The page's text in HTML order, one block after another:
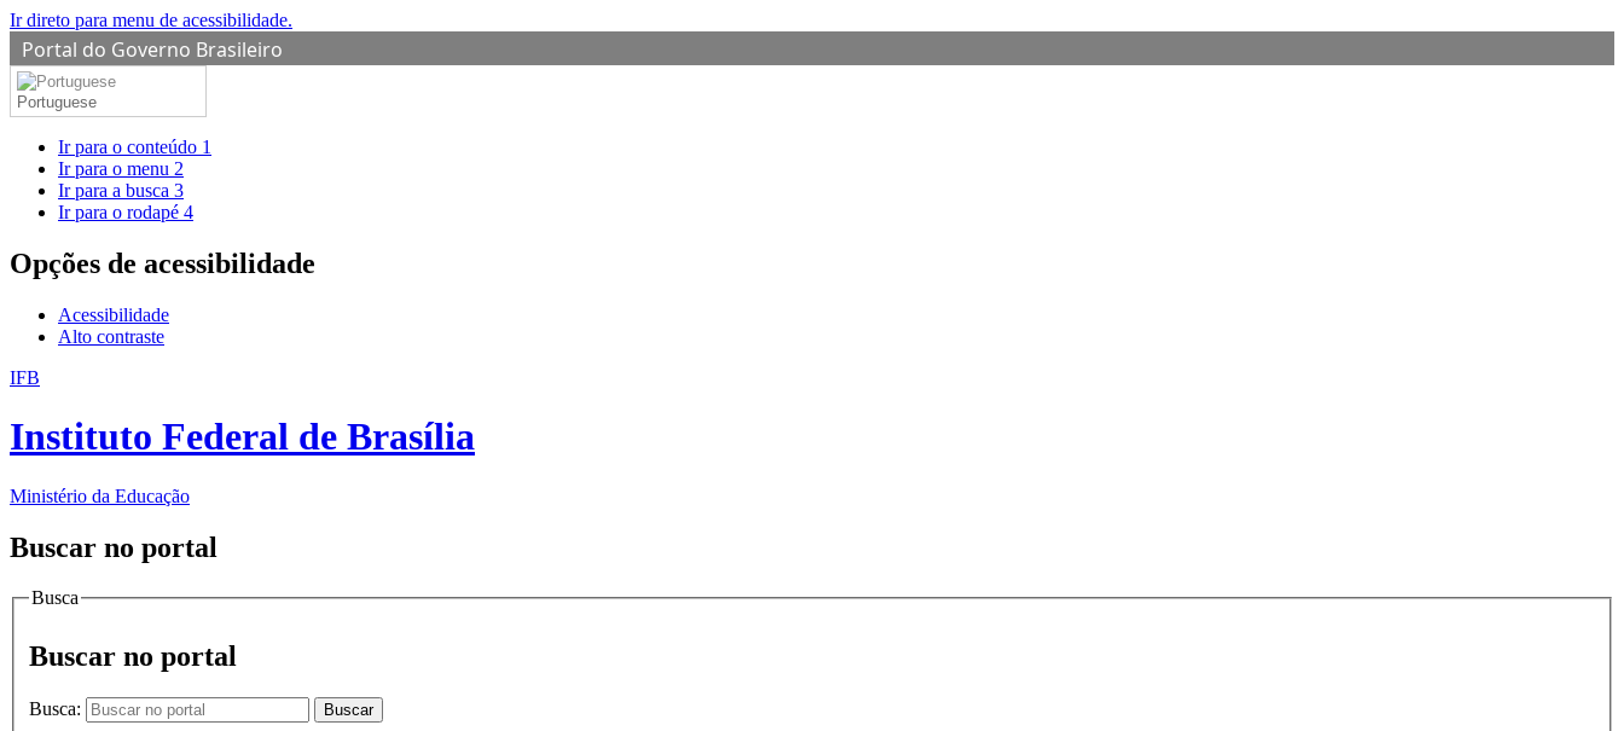
Ir direto para menu de acessibilidade.
Portal do Governo Brasileiro
Portuguese
Ir para o conteúdo 1
Ir para o menu 2
Ir para a busca 3
Ir para o rodapé 4
Opções de acessibilidade
Acessibilidade
Alto contraste
IFB
Instituto Federal de Brasília
Ministério da Educação
Buscar no portal
Busca
Buscar no portal
Busca: Buscar